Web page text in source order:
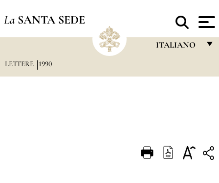
La SANTA SEDE
ITALIANO
DEUTSCH
LETTERE 1990